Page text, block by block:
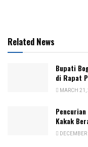
Related News
Bupati
di Rapat
MARCH 21,
Kakak